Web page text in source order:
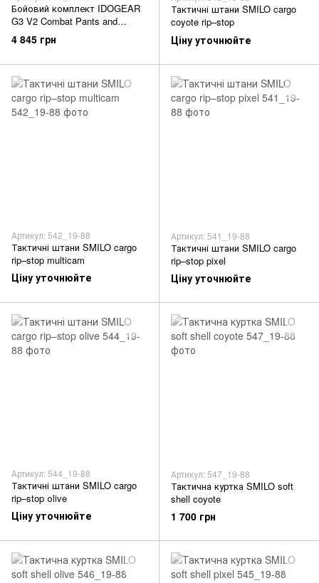
Бойовий комплект IDOGEAR
G3 V2 Combat Pants and
Combat Shirt (UBACS)
4 845 грн
Тактичні штани SMILO cargo
coyote rip–stop
Ціну уточнюйте
Артикул: 542_19-88
Тактичні штани SMILO cargo
rip–stop multicam
Ціну уточнюйте
Артикул: 541_19-88
Тактичні штани SMILO cargo
rip–stop pixel
Ціну уточнюйте
Артикул: 544_19-88
Тактичні штани SMILO cargo
rip–stop оlive
Ціну уточнюйте
Артикул: 547_19-88
Тактична куртка SMILO soft
shell coyote
1 700 грн